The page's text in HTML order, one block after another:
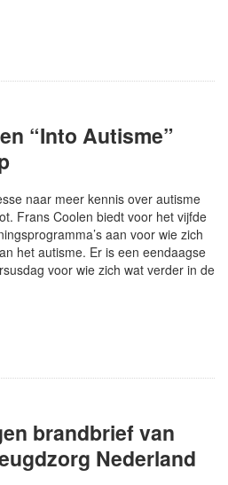
“Into Autisme”
naar meer kennis over autisme
Frans Coolen biedt voor het vijfde
aan voor wie zich
het autisme. Er is een eendaagse
voor wie zich wat verder in de
brandbrief van
Nederland